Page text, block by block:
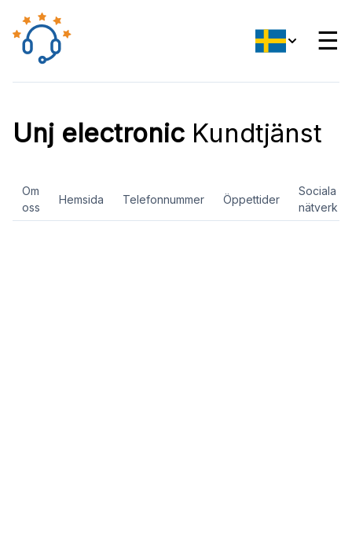
☰
Unj electronic Kundtjänst
Om
oss
Hemsida Telefonnummer Öppettider
Sociala
nätverk